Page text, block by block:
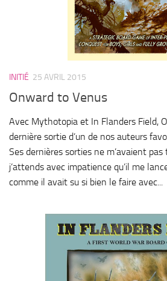
INITIÉ 25 AVRIL 2015
Onward to Venus
Avec Mythotopia et In Flanders Field,
dernière sortie d’un de nos auteurs
Ses dernières sorties ne m’avaient
j’attends avec impatience qu’il me
comme il avait su si bien le faire avec...